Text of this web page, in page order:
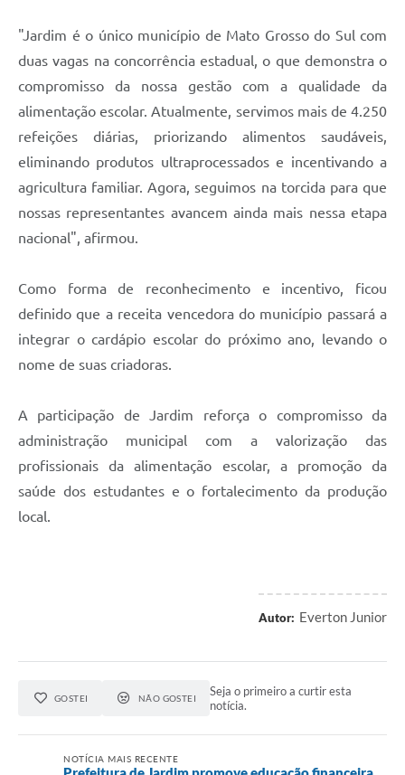
"Jardim é o único município de Mato Grosso do Sul com
duas vagas na concorrência estadual, o que demonstra o
compromisso da nossa gestão com a qualidade da
alimentação escolar. Atualmente, servimos mais de 4.250
refeições diárias, priorizando alimentos saudáveis,
eliminando produtos ultraprocessados e incentivando a
agricultura familiar. Agora, seguimos na torcida para que
nossas representantes avancem ainda mais nessa etapa
nacional", afirmou.
Como forma de reconhecimento e incentivo, ficou
definido que a receita vencedora do município passará a
integrar o cardápio escolar do próximo ano, levando o
nome de suas criadoras.
A participação de Jardim reforça o compromisso da
administração municipal com a valorização das
profissionais da alimentação escolar, a promoção da
saúde dos estudantes e o fortalecimento da produção
local.
Autor: Everton Junior
GOSTEI NÃO GOSTEI
Seja o primeiro a curtir esta
notícia.
NOTÍCIA MAIS RECENTE